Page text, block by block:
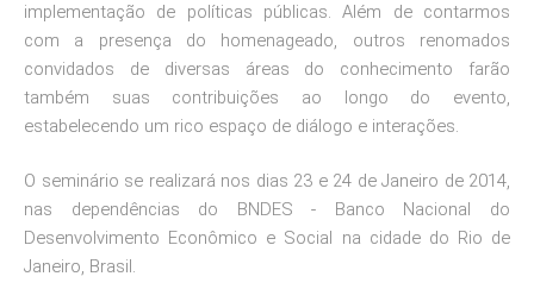
implementação de políticas públicas. Além de contarmos
com a presença do homenageado, outros renomados
convidados de diversas áreas do conhecimento farão
também suas contribuições ao longo do evento,
estabelecendo um rico espaço de diálogo e interações.
O seminário se realizará nos dias 23 e 24 de Janeiro de 2014,
nas dependências do BNDES - Banco Nacional do
Desenvolvimento Econômico e Social na cidade do Rio de
Janeiro, Brasil.